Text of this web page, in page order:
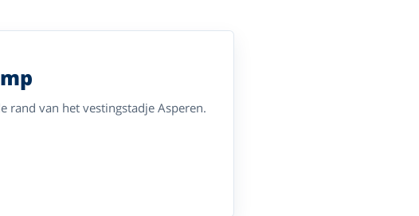
rand van het vestingstadje Asperen.